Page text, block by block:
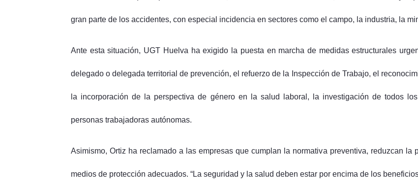
gran parte de los accidentes, con especial incidencia en sectores como el campo, la industria, la
Ante esta situación, UGT Huelva ha exigido la puesta en marcha de medidas estructurales
delegado o delegada territorial de prevención, el refuerzo de la Inspección de Trabajo, el
la incorporación de la perspectiva de género en la salud laboral, la investigación de todos
personas trabajadoras autónomas.
Asimismo, Ortiz ha reclamado a las empresas que cumplan la normativa preventiva, reduzcan la
medios de protección adecuados. “La seguridad y la salud deben estar por encima de los